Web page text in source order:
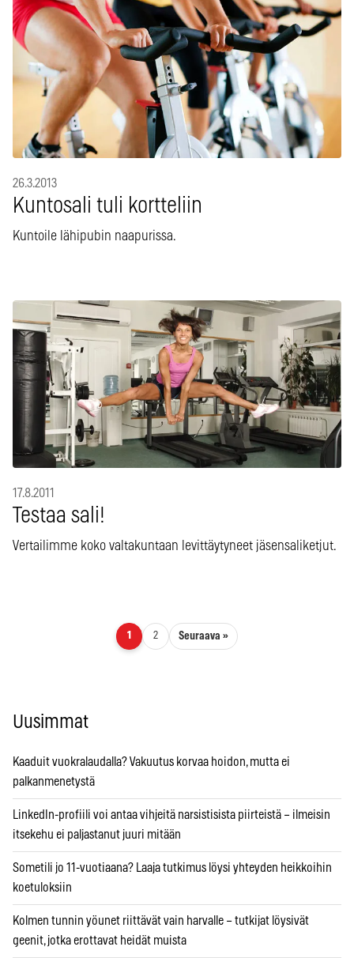
26.3.2013
Kuntosali tuli kortteliin
Kuntoile lähipubin naapurissa.
17.8.2011
Testaa sali!
Vertailimme koko valtakuntaan levittäytyneet jäsensaliketjut.
Artikkelien sivutus
1 2 Seuraava »
Uusimmat
Kaaduit vuokralaudalla? Vakuutus korvaa hoidon, mutta ei
palkanmenetystä
LinkedIn-profiili voi antaa vihjeitä narsistisista piirteistä – ilmeisin
itsekehu ei paljastanut juuri mitään
Sometili jo 11-vuotiaana? Laaja tutkimus löysi yhteyden heikkoihin
koetuloksiin
Kolmen tunnin yöunet riittävät vain harvalle – tutkijat löysivät
geenit, jotka erottavat heidät muista